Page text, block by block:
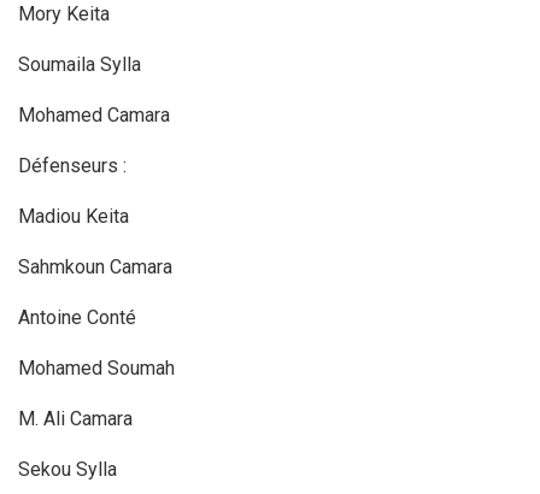
Mory Keita
Soumaila Sylla
Mohamed Camara
Défenseurs :
Madiou Keita
Sahmkoun Camara
Antoine Conté
Mohamed Soumah
M. Ali Camara
Sekou Sylla